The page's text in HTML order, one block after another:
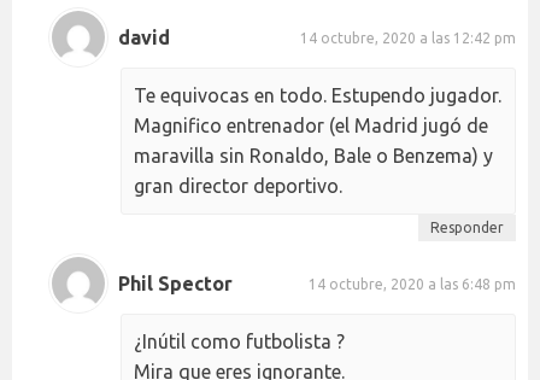
david 14 octubre, 2020 a las 12:42 pm
Te equivocas en todo. Estupendo jugador.
Magnifico entrenador (el Madrid jugó de
maravilla sin Ronaldo, Bale o Benzema) y
gran director deportivo.
Responder
Phil Spector 14 octubre, 2020 a las 6:48 pm
¿Inútil como futbolista ?
Mira que eres ignorante.